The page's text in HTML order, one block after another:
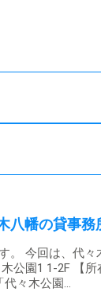
八幡の貸事
今回は、代々
公園1 1-2F 【
代々木公園…